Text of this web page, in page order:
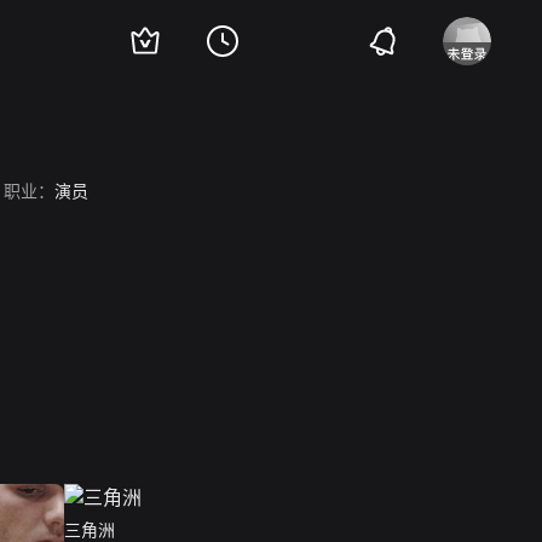
职业： 演员
三角洲